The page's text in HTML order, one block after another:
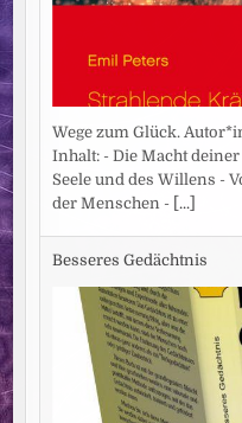
Wege zum Glück.
Inhalt: - Die Macht
Seele und des Willens -
der Menschen - [...]
Besseres Gedächtnis